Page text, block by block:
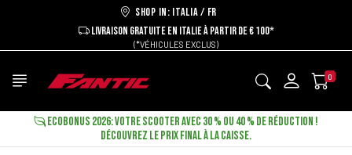
Shop in: ITALIA / FR
LIVRAISON GRATUITE EN ITALIE À PARTIR DE € 100*
(*VÉHICULES EXCLUS)
0
ECOBONUS 2026: VOTRE SCOOTER AVEC 30 % OU 40 % DE RÉDUCTION !
DÉCOUVREZ LE PRIX FINAL À LA CAISSE.